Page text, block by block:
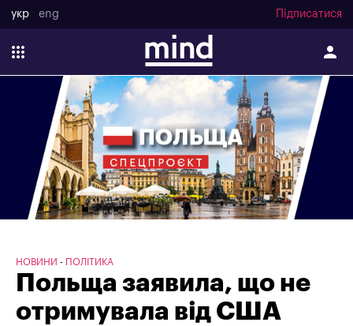
укр eng Підписатися
НОВИНИ ПОЛІТИКА
Польща заявила, що не
отримувала від США